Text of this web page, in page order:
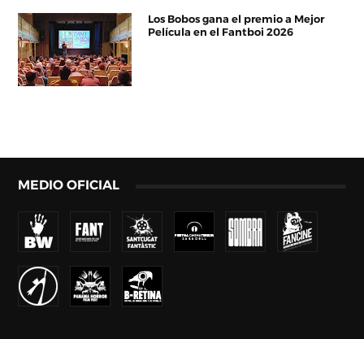
Los Bobos gana el premio a Mejor
Película en el Fantboi 2026
MEDIO OFICIAL